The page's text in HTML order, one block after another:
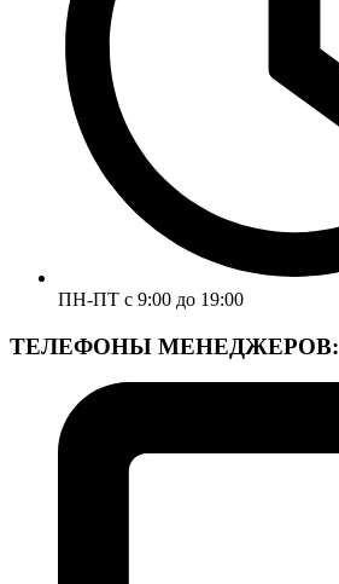
ПН-ПТ с 9:00 до 19:00
ТЕЛЕФОНЫ МЕНЕДЖЕРОВ: